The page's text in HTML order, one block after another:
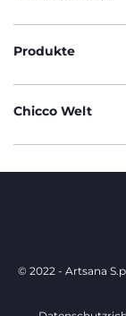
Produkte
Chicco Welt
© 2022 - Artsana